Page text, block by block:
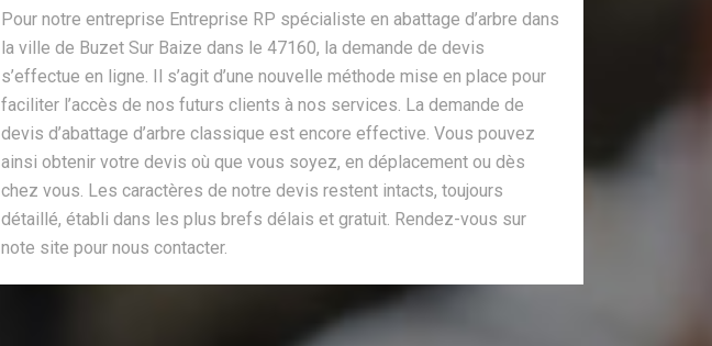
Pour notre entreprise Entreprise RP spécialiste en abattage d’arbre dans
la ville de Buzet Sur Baize dans le 47160, la demande de devis
s’effectue en ligne. Il s’agit d’une nouvelle méthode mise en place pour
faciliter l’accès de nos futurs clients à nos services. La demande de
devis d’abattage d’arbre classique est encore effective. Vous pouvez
ainsi obtenir votre devis où que vous soyez, en déplacement ou dès
chez vous. Les caractères de notre devis restent intacts, toujours
détaillé, établi dans les plus brefs délais et gratuit. Rendez-vous sur
note site pour nous contacter.